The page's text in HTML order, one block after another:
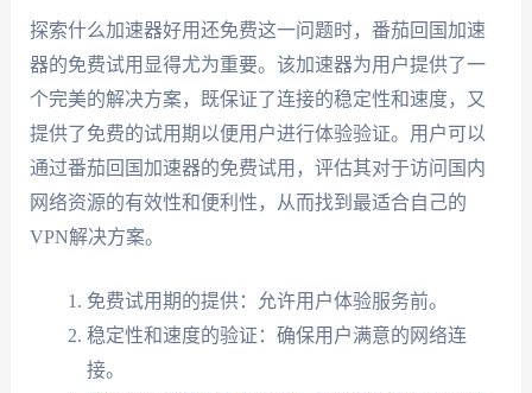
探索什么加速器好用还免费这一问题时，番茄回国加速
器的免费试用显得尤为重要。该加速器为用户提供了一
个完美的解决方案，既保证了连接的稳定性和速度，又
提供了免费的试用期以便用户进行体验验证。用户可以
通过番茄回国加速器的免费试用，评估其对于访问国内
网络资源的有效性和便利性，从而找到最适合自己的
VPN解决方案。
免费试用期的提供：允许用户体验服务前。
稳定性和速度的验证：确保用户满意的网络连
接。